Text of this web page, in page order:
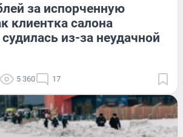
за испорченную
клиентка салона
из-за неудачной
5 360 17